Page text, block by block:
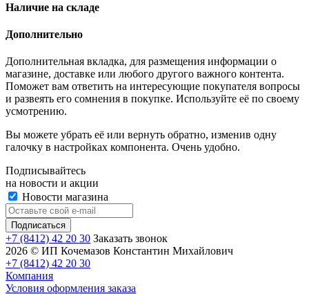
Наличие на складе
Дополнительно
Дополнительная вкладка, для размещения информации о
магазине, доставке или любого другого важного контента.
Поможет вам ответить на интересующие покупателя вопросы
и развеять его сомнения в покупке. Используйте её по своему
усмотрению.
Вы можете убрать её или вернуть обратно, изменив одну
галочку в настройках компонента. Очень удобно.
Подписывайтесь
на новости и акции
Новости магазина
+7 (8412) 42 20 30 Заказать звонок
2026 © ИП Кочемазов Константин Михайлович
+7 (8412) 42 20 30
Компания
Условия оформления заказа